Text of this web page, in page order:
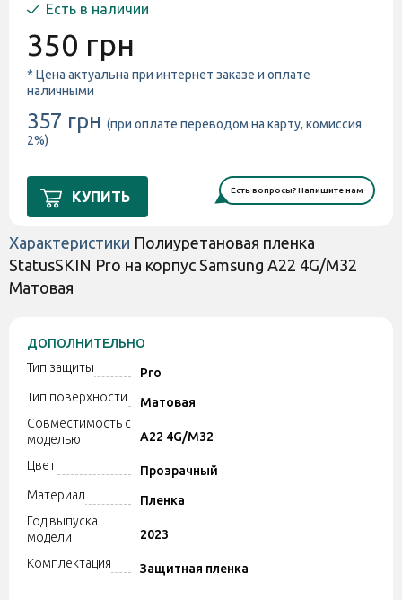
Есть в наличии
350 грн
* Цена актуальна при интернет заказе и оплате
наличными
357 грн (при оплате переводом на карту, комиссия
2%)
КУПИТЬ Есть вопросы? Напишите нам
Характеристики Полиуретановая пленка
StatusSKIN Pro на корпус Samsung A22 4G/M32
Матовая
ДОПОЛНИТЕЛЬНО
Тип защиты
Pro
Тип поверхности
Матовая
Совместимость с
моделью
A22 4G/M32
Цвет
Прозрачный
Материал
Пленка
Год выпуска
модели
2023
Комплектация
Защитная пленка